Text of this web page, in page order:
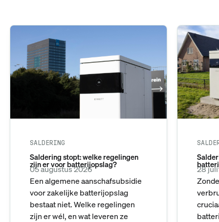
SALDERING
Saldering stopt: welke regelingen
zijn er voor batterijopslag?
05 augustus 2026
Een algemene aanschafsubsidie
voor zakelijke batterijopslag
bestaat niet. Welke regelingen
zijn er wél, en wat leveren ze
28